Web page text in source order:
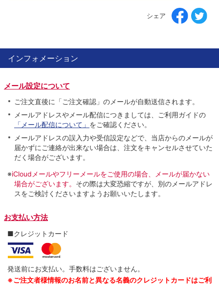
シェア
インフォメーション
メール設定について
ご注文直後に「ご注文確認」のメールが自動送信されます。
メールアドレスやメール配信につきましては、ご利用ガイドの
「メール配信について」 をご確認ください。
メールアドレスの誤入力や受信設定などで、当店からのメールが
届かずにご連絡が出来ない場合は、注文をキャンセルさせていた
だく場合がございます。
※iCloudメールやフリーメールをご使用の場合、メールが届かない
場合がございます。 その際は大変恐縮ですが、別のメールアドレ
スをご検討くださいますようお願いいたします。
お支払い方法
■クレジットカード
発送前にお支払い。手数料はございません。
※ご注文者様情報のお名前と異なる名義のクレジットカードはご利